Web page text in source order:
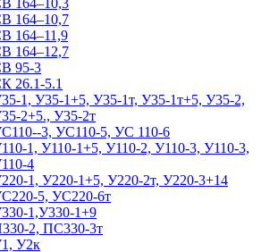
164–10,7
164–11,9
164–12,7
95-3
26.1-5.1
1, У35-1+5, У35-1т, У35-1т+5, У35-2,
2+5., У35-2т
3, УС110-5, УС 110-6
1, У110-1+5, У110-2, У110-3, У110-3,
4
1, У220-1+5, У220-2т, У220-3+14
5, УС220-6т
1,У330-1+9
2, ПС330-3т
У2к